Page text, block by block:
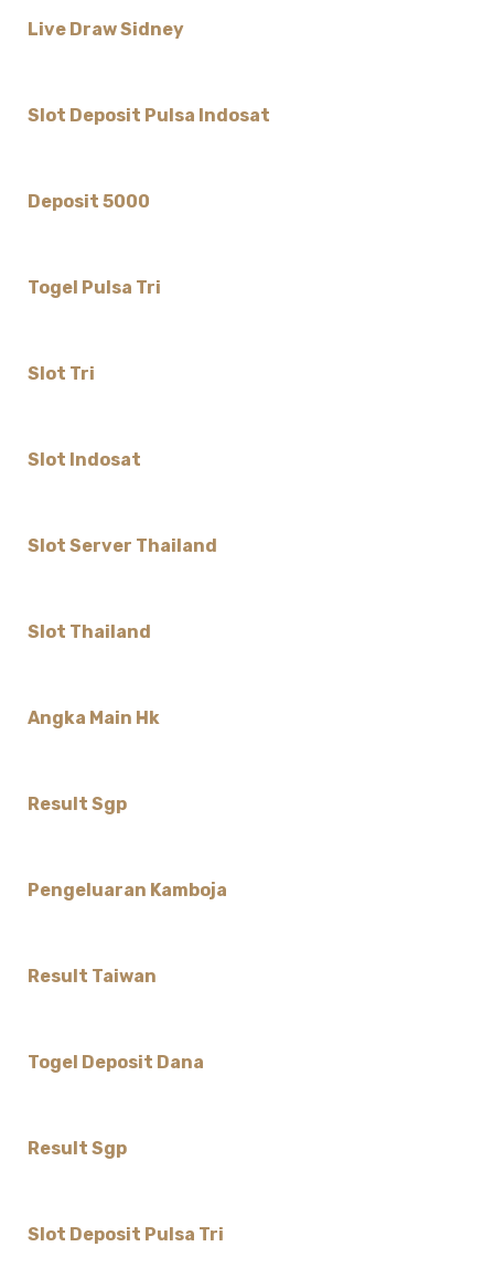
Live Draw Sidney
Slot Deposit Pulsa Indosat
Deposit 5000
Togel Pulsa Tri
Slot Tri
Slot Indosat
Slot Server Thailand
Slot Thailand
Angka Main Hk
Result Sgp
Pengeluaran Kamboja
Result Taiwan
Togel Deposit Dana
Result Sgp
Slot Deposit Pulsa Tri